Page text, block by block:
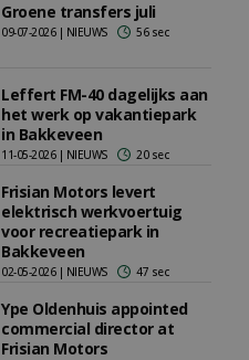
Groene transfers juli
09-07-2026 | NIEUWS 56 sec
Leffert FM-40 dagelijks aan
het werk op vakantiepark
in Bakkeveen
11-05-2026 | NIEUWS 20 sec
Frisian Motors levert
elektrisch werkvoertuig
voor recreatiepark in
Bakkeveen
02-05-2026 | NIEUWS 47 sec
Ype Oldenhuis appointed
commercial director at
Frisian Motors